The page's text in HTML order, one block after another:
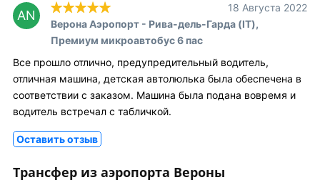
AN
18 Августа 2022
Верона Аэропорт - Рива-дель-Гарда (IT),
Премиум микроавтобус 6 пас
Все прошло отлично, предупредительный водитель,
отличная машина, детская автолюлька была обеспечена в
соответствии с заказом. Машина была подана вовремя и
водитель встречал с табличкой.
Оставить отзыв
Трансфер из аэропорта Вероны